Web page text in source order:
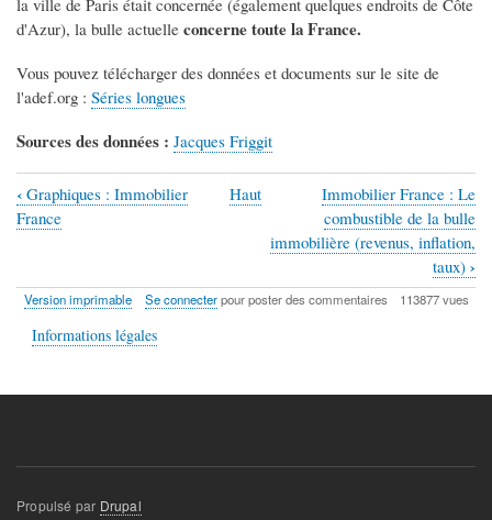
d'Azur), la bulle actuelle concerne toute la France.
Vous pouvez télécharger des données et documents sur le site de
l'adef.org : Séries longues
Sources des données : Jacques Friggit
Liens
livre
pour
France
Tunnel
de
‹ Graphiques : Immobilier
France
Haut
Immobilier France : Le
combustible de la bulle
immobilière (revenus, inflation,
taux) ›
Version imprimable Se connecterpour poster des commentaires 113877 vues
Informations légales
Propulsé par Drupal